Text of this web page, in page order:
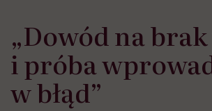
„Dowód na
i próba
w błąd”